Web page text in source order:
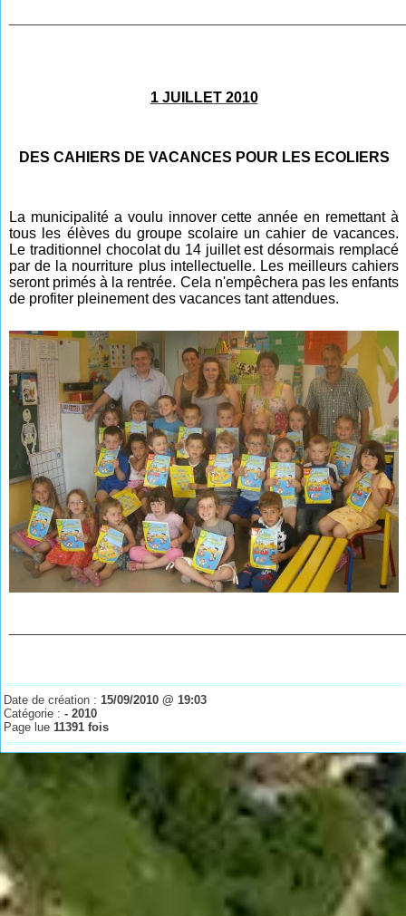
1 JUILLET 2010
DES CAHIERS DE VACANCES POUR LES ECOLIERS
La municipalité a voulu innover cette année en remettant à
tous les élèves du groupe scolaire un cahier de vacances.
Le traditionnel chocolat du 14 juillet est désormais remplacé
par de la nourriture plus intellectuelle. Les meilleurs cahiers
seront primés à la rentrée. Cela n'empêchera pas les enfants
de profiter pleinement des vacances tant attendues.
Date de création :15/09/2010 @ 19:03
Catégorie :- 2010
Page lue11391 fois